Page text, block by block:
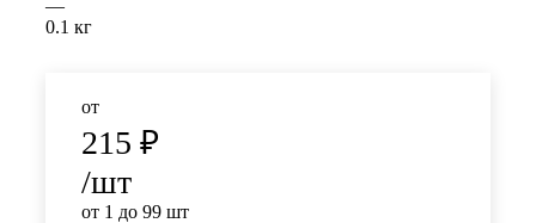
—
0.1 кг
от
215 ₽
/шт
от 1 до 99 шт